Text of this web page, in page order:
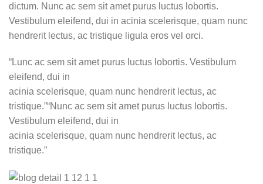
dictum. Nunc ac sem sit amet purus luctus lobortis.
Vestibulum eleifend, dui in acinia scelerisque, quam nunc
hendrerit lectus, ac tristique ligula eros vel orci.
“Lunc ac sem sit amet purus luctus lobortis. Vestibulum
eleifend, dui in
acinia scelerisque, quam nunc hendrerit lectus, ac
tristique.”“Nunc ac sem sit amet purus luctus lobortis.
Vestibulum eleifend, dui in
acinia scelerisque, quam nunc hendrerit lectus, ac
tristique.”